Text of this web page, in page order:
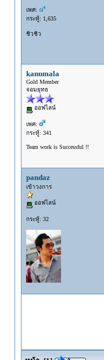
เพศ:
กระทู้: 1,635
ชิวชิว
kanumala
Gold Member
จอมยุทธ
ออฟไลน์
เพศ:
กระทู้: 341
Team work is Successful !!
pandaz
เข้าวงการ
ออฟไลน์
กระทู้: 32